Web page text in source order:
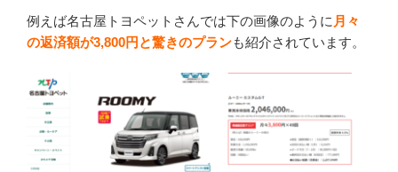
例えば名古屋トヨペットさんでは下の画像のように 月々
の返済額が3,800円と驚きのプランも紹介されています。